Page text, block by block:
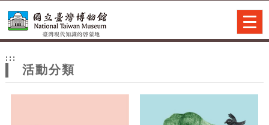
網
站
主
:::
活動分類